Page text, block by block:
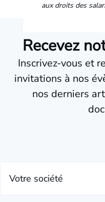
aux droits des
Recevez
Inscrivez-vous et
invitations à nos
nos derniers
Votre société